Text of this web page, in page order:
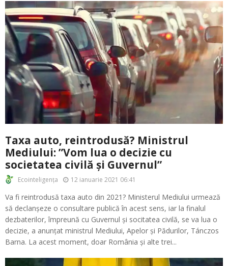
Taxa auto, reintrodusă? Ministrul
Mediului: ”Vom lua o decizie cu
societatea civilă și Guvernul”
Ecointeligența 12 ianuarie 2021 06:41
Va fi reintrodusă taxa auto din 2021? Ministerul Mediului urmează
să declanșeze o consultare publică în acest sens, iar la finalul
dezbaterilor, împreună cu Guvernul și socitatea civilă, se va lua o
decizie, a anunțat ministrul Mediului, Apelor și Pădurilor, Tánczos
Barna. La acest moment, doar România și alte trei...